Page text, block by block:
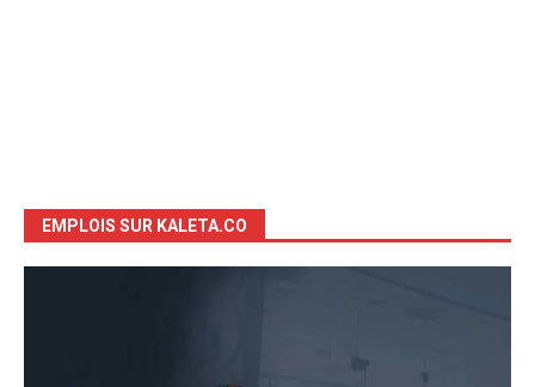
EMPLOIS SUR KALETA.CO